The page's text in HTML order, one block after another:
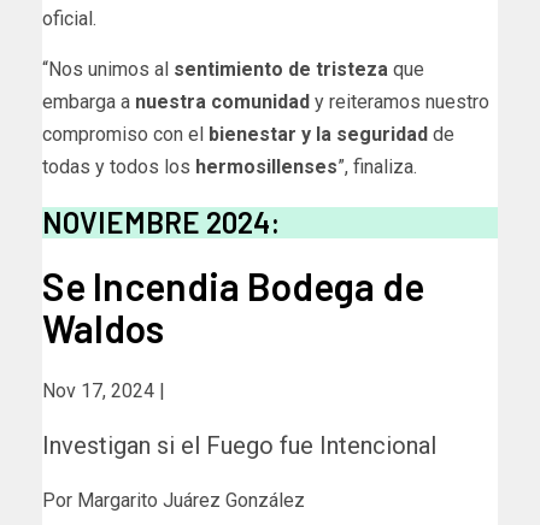
oficial.
“Nos unimos al sentimiento de tristeza que
embarga a nuestra comunidad y reiteramos nuestro
compromiso con el
bienestar y la seguridad de
todas y todos los hermosillenses”, finaliza.
NOVIEMBRE 2024:
Se Incendia Bodega de
Waldos
Nov 17, 2024 |
Investigan si el Fuego fue Intencional
Por Margarito Juárez González